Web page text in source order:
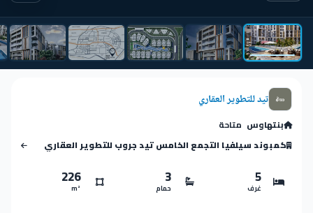
تيد للتطوير العقاري
بنتهاوس متاحة
كمبوند سيلفيا التجمع الخامس تيد جروب للتطوير العقاري
5
غرف
3
حمام
226
m²